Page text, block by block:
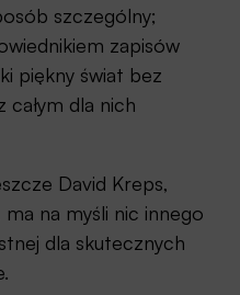
szczególny;
zapisów
piękny świat bez
dla nich
David Kreps,
na myśli nic innego
dla skutecznych